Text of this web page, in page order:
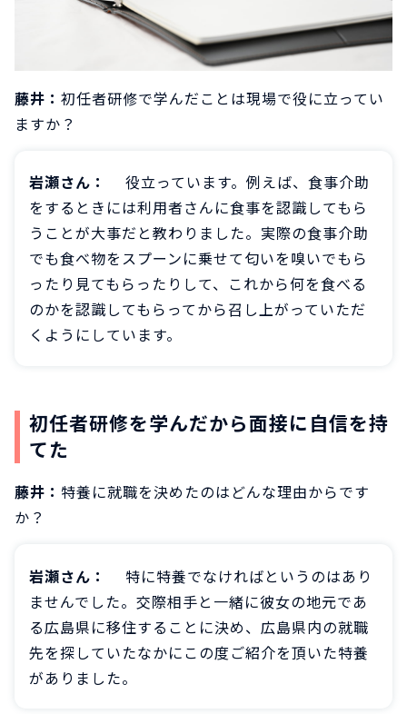
藤井： 初任者研修で学んだことは現場で役に立ってい
ますか？
岩瀬さん：
役立っています。例えば、食事介助
をするときには利用者さんに食事を認識してもら
うことが大事だと教わりました。実際の食事介助
でも食べ物をスプーンに乗せて匂いを嗅いでもら
ったり見てもらったりして、これから何を食べる
のかを認識してもらってから召し上がっていただ
くようにしています。
初任者研修を学んだから面接に自信を持
てた
藤井： 特養に就職を決めたのはどんな理由からです
か？
岩瀬さん：
特に特養でなければというのはあり
ませんでした。交際相手と一緒に彼女の地元であ
る広島県に移住することに決め、広島県内の就職
先を探していたなかにこの度ご紹介を頂いた特養
がありました。